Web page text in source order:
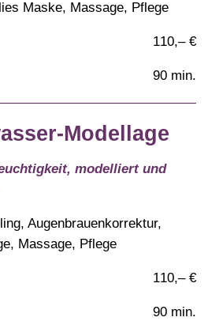
Maske, Massage, Pflege
110,– €
90 min.
Modellage
modelliert und
Augenbrauenkorrektur,
Massage, Pflege
110,– €
90 min.